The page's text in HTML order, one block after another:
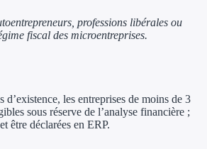
Simulateur d'éligibilité
Quelles aides pour
Ouvrage
professions libérales ou
fiscal des microentreprises.
d’existence, les entreprises de moins de 3
sous réserve de l’analyse financière ;
être déclarées en ERP.